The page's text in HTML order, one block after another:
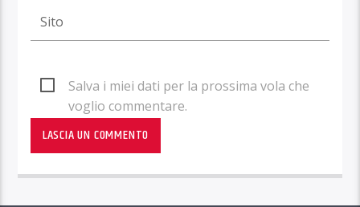
Salva i miei dati per la prossima vola che
voglio commentare.